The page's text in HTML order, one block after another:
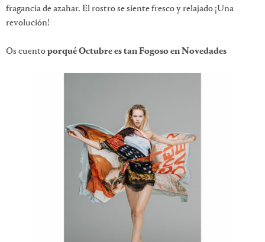
fragancia de azahar. El rostro se siente fresco y relajado ¡Una
revolución!
Os cuentoporqué Octubre es tan Fogoso en Novedades